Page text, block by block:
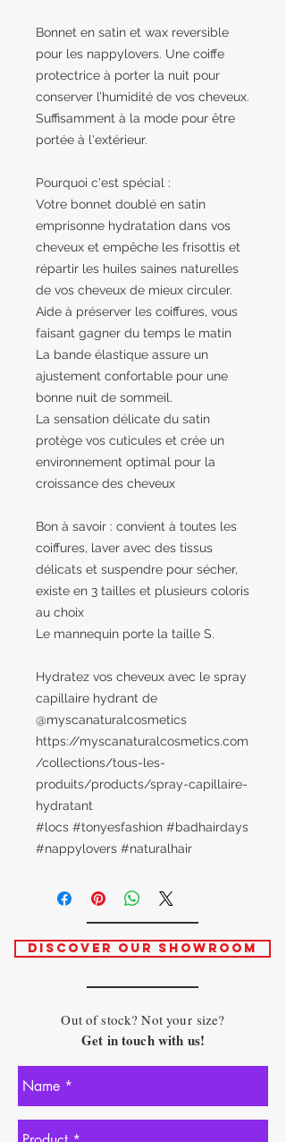
Bonnet en satin et wax reversible
pour les nappylovers. Une coiffe
protectrice à porter la nuit pour
conserver l’humidité de vos cheveux.
Suffisamment à la mode pour être
portée à l'extérieur.
Pourquoi c'est spécial :
Votre bonnet doublé en satin
emprisonne hydratation dans vos
cheveux et empêche les frisottis et
répartir les huiles saines naturelles
de vos cheveux de mieux circuler.
Aide à préserver les coiffures, vous
faisant gagner du temps le matin
La bande élastique assure un
ajustement confortable pour une
bonne nuit de sommeil.
La sensation délicate du satin
protège vos cuticules et crée un
environnement optimal pour la
croissance des cheveux
Bon à savoir : convient à toutes les
coiffures, laver avec des tissus
délicats et suspendre pour sécher,
existe en 3 tailles et plusieurs coloris
au choix
Le mannequin porte la taille S.
Hydratez vos cheveux avec le spray
capillaire hydrant de
@myscanaturalcosmetics
https://myscanaturalcosmetics.com
/collections/tous-les-
produits/products/spray-capillaire-
hydratant
#locs #tonyesfashion #badhairdays
#nappylovers #naturalhair
DISCOVER OUR SHOWROOM
Out of stock? Not your size?
Get in touch with us!